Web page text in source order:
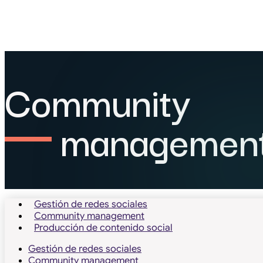
Community
Gestión de redes sociales
Community management
Producción de contenido social
Gestión de redes sociales
Community management